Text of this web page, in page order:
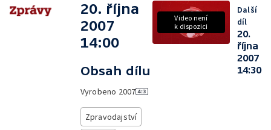
20. října
2007
14:00
Obsah dílu
Vyrobeno 2007
Zpravodajství
Video není
k dispozici
Další
díl
20.
října
2007
14:30